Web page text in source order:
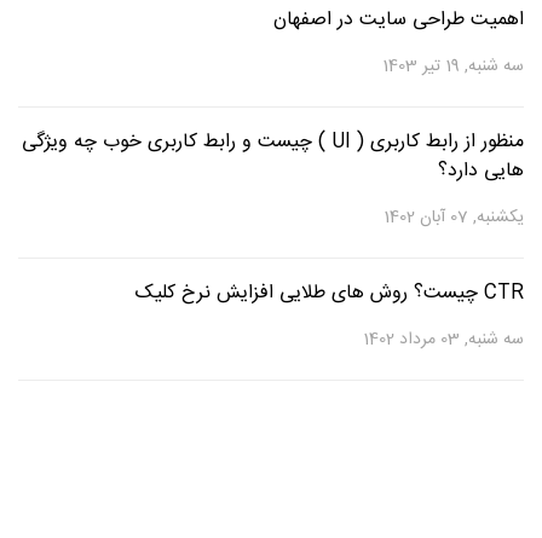
اهمیت طراحی سایت در اصفهان
سه شنبه, 19 تیر 1403
منظور از رابط کاربری ( UI ) چیست و رابط کاربری خوب چه ویژگی
هایی دارد؟
یکشنبه, 07 آبان 1402
CTR چیست؟ روش های طلایی افزایش نرخ کلیک
سه شنبه, 03 مرداد 1402